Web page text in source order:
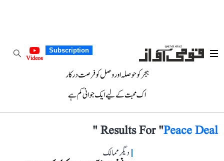
Subscription
Videos
ہجر کو حوصلہ اور وصل کو فرصت درکار
اک محبت کے لیے ایک جوانی کم ہے
Results For "Peace Deal
"
دیگر ممالک